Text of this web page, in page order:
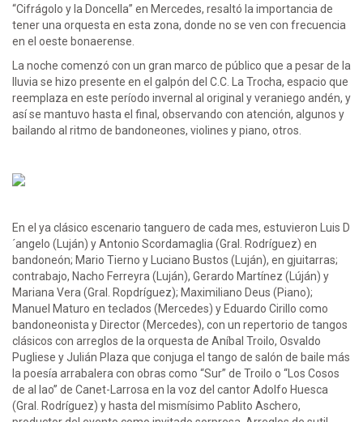
“Cifrágolo y la Doncella” en Mercedes, resaltó la importancia de
tener una orquesta en esta zona, donde no se ven con frecuencia
en el oeste bonaerense.
La noche comenzó con un gran marco de público que a pesar de la
lluvia se hizo presente en el galpón del C.C. La Trocha, espacio que
reemplaza en este período invernal al original y veraniego andén, y
así se mantuvo hasta el final, observando con atención, algunos y
bailando al ritmo de bandoneones, violines y piano, otros.
En el ya clásico escenario tanguero de cada mes, estuvieron Luis D
´angelo (Luján) y Antonio Scordamaglia (Gral. Rodríguez) en
bandoneón; Mario Tierno y Luciano Bustos (Luján), en gjuitarras;
contrabajo, Nacho Ferreyra (Luján), Gerardo Martínez (Lúján) y
Mariana Vera (Gral. Ropdríguez); Maximiliano Deus (Piano);
Manuel Maturo en teclados (Mercedes) y Eduardo Cirillo como
bandoneonista y Director (Mercedes), con un repertorio de tangos
clásicos con arreglos de la orquesta de Aníbal Troilo, Osvaldo
Pugliese y Julián Plaza que conjuga el tango de salón de baile más
la poesía arrabalera con obras como “Sur” de Troilo o “Los Cosos
de al lao” de Canet-Larrosa en la voz del cantor Adolfo Huesca
(Gral. Rodríguez) y hasta del mismísimo Pablito Aschero,